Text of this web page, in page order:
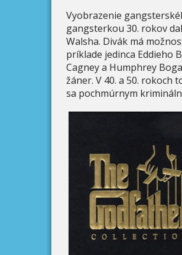
Vyobrazenie
gangsterkou 30. rokov
Walsha. Divák má
príklade jedinca Eddieho
Cagney a Humphrey
žáner. V 40. a 50.
sa pochmúrnym